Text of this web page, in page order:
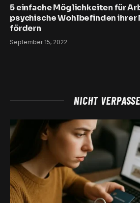
5 einfache Möglichkeiten für
psychische Wohlbefinden ihrer
fördern
September 15, 2022
NICHT